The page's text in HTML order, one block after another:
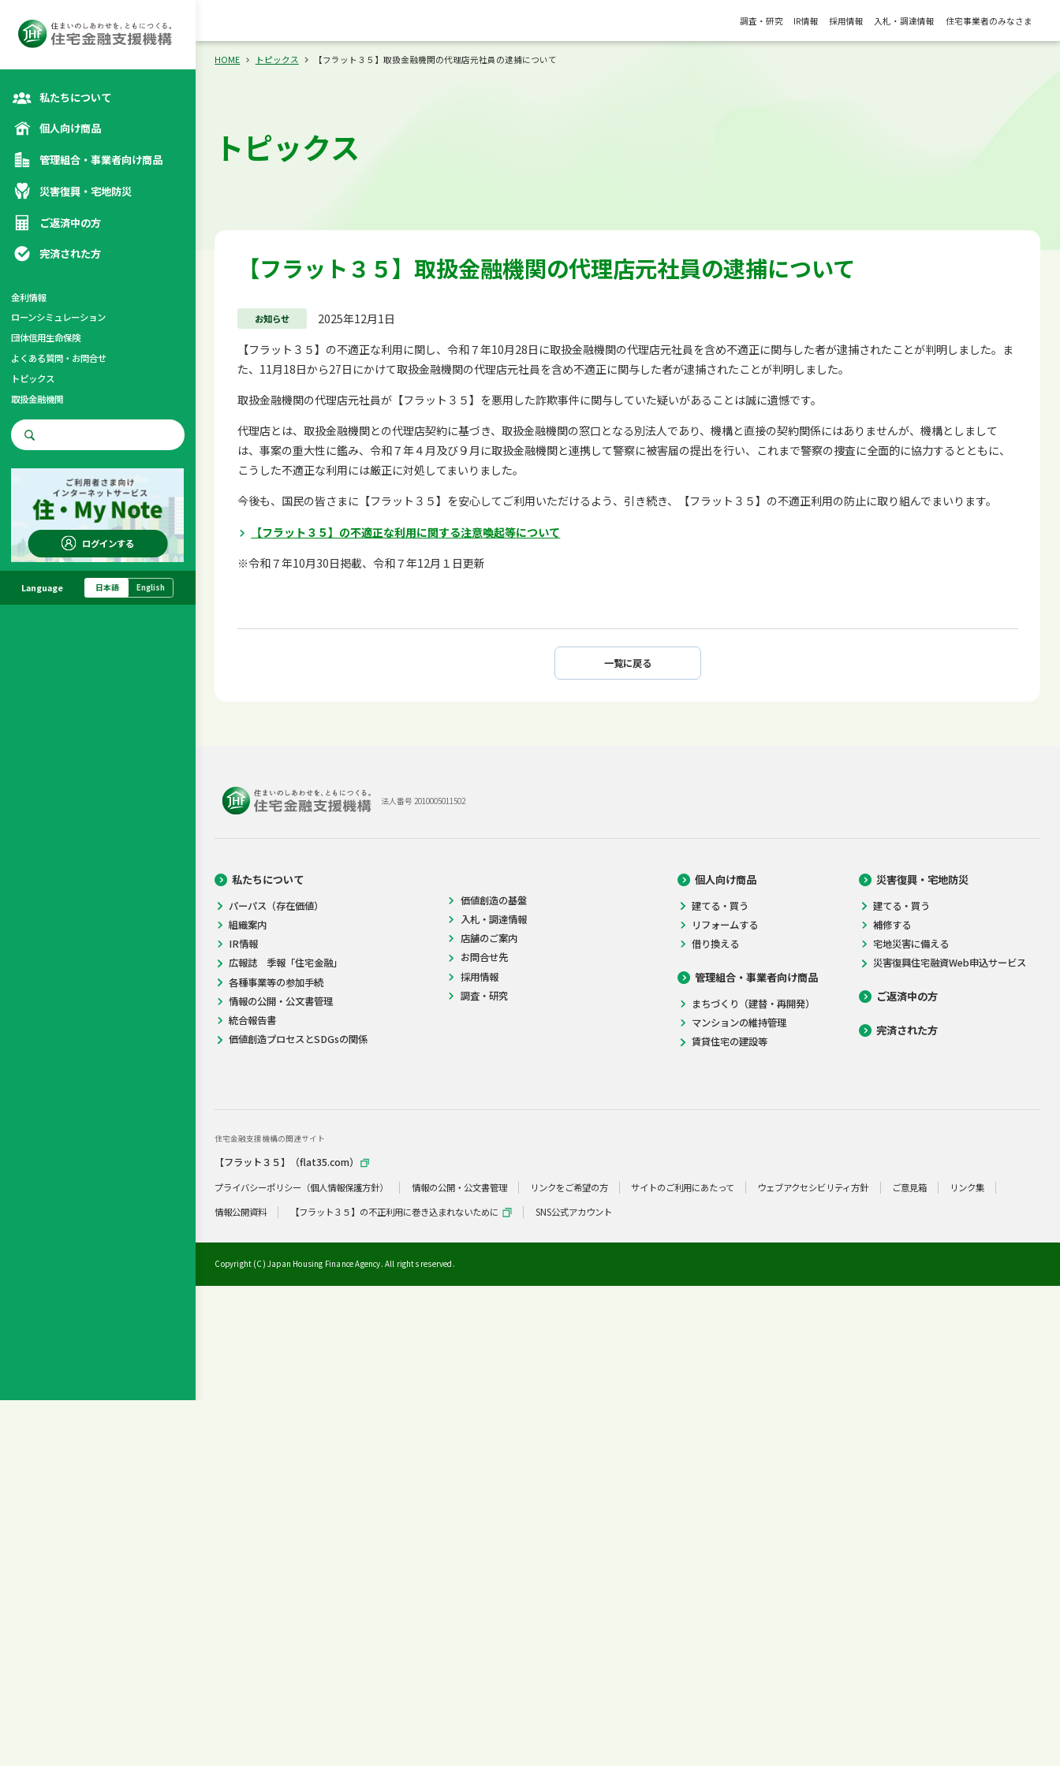
私たちについて
カテゴリトップ
調査・研究
個人向け商品
カテゴリトップ
管理組合・事業者向け商品
商品 カテゴリトップ
災害復興・宅地防災
カテゴリトップ
ご返済中の方
完済された方
金利情報
ローンシミュレーション
団体信用生命保険
よくある質問・お問合せ
トピックス
取扱金融機関
ログインする
Language English
日本語
調査・研究 IR情報 採用情報 入札・調達情報 住宅事業者のみなさま
HOME トピックス 【フラット３５】取扱金融機関の代理店元社員の逮捕について
トピックス
【フラット３５】取扱金融機関の代理店元社員の逮捕について
お知らせ
2025年12月1日
【フラット３５】の不適正な利用に関し、令和７年10月28日に取扱金融機関の代理店元社員を含め不適正に関与した者が逮捕されたことが判明しました。ま
た、11月18日から27日にかけて取扱金融機関の代理店元社員を含め不適正に関与した者が逮捕されたことが判明しました。
取扱金融機関の代理店元社員が【フラット３５】を悪用した詐欺事件に関与していた疑いがあることは誠に遺憾です。
代理店とは、取扱金融機関との代理店契約に基づき、取扱金融機関の窓口となる別法人であり、機構と直接の契約関係にはありませんが、機構としまして
は、事案の重大性に鑑み、令和７年４月及び９月に取扱金融機関と連携して警察に被害届の提出を行い、これまで警察の捜査に全面的に協力するとともに、
こうした不適正な利用には厳正に対処してまいりました。
今後も、国民の皆さまに【フラット３５】を安心してご利用いただけるよう、引き続き、【フラット３５】の不適正利用の防止に取り組んでまいります。
【フラット３５】の不適正な利用に関する注意喚起等について
※令和７年10月30日掲載、令和７年12月１日更新
一覧に戻る
法人番号 2010005011502
私たちについて
パーパス（存在価値）
組織案内
IR情報
広報誌 季報「住宅金融」
各種事業等の参加手続
情報の公開・公文書管理
統合報告書
価値創造プロセスとSDGsの関係
価値創造の基盤
入札・調達情報
店舗のご案内
お問合せ先
採用情報
調査・研究
個人向け商品
建てる・買う
リフォームする
借り換える
管理組合・事業者向け商品
まちづくり（建替・再開発）
マンションの維持管理
賃貸住宅の建設等
災害復興・宅地防災
建てる・買う
補修する
宅地災害に備える
災害復興住宅融資Web申込サービス
ご返済中の方
完済された方
住宅金融支援機構の関連サイト
【フラット３５】（flat35.com）
プライバシーポリシー（個人情報保護方針） 情報の公開・公文書管理 リンクをご希望の方 サイトのご利用にあたって ウェブアクセシビリティ方針 ご意見箱
リンク集
情報公開資料
【フラット３５】の不正利用に巻き込まれないために SNS公式アカウント
Copyright (C) Japan Housing Finance Agency. All rights reserved.